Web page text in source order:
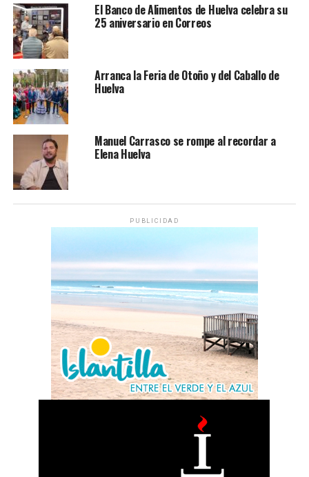
El Banco de Alimentos de Huelva celebra su
25 aniversario en Correos
Arranca la Feria de Otoño y del Caballo de
Huelva
Manuel Carrasco se rompe al recordar a
Elena Huelva
PUBLICIDAD